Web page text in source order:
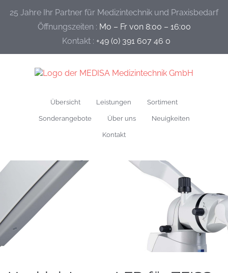
25 Jahre Ihr Partner für Medizintechnik und Praxisbedarf
Öffnungszeiten : Mo – Fr von 8:00 – 16:00
Kontakt : +49 (0) 391 607 46 0
Übersicht Leistungen Sortiment
Sonderangebote Über uns Neuigkeiten
Kontakt